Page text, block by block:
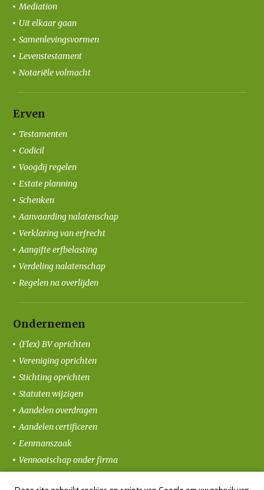
Mediation
Uit elkaar gaan
Samenlevingsvormen
Levenstestament
Notariële volmacht
Erven
Testamenten
Codicil
Voogdij regelen
Estate planning
Schenken
Aanvaarding nalatenschap
Verklaring van erfrecht
Aangifte erfbelasting
Verdeling nalatenschap
Regelen na overlijden
Ondernemen
(Flex) BV oprichten
Vereniging oprichten
Stichting oprichten
Statuten wijzigen
Aandelen overdragen
Aandelen certificeren
Eenmanszaak
Vennootschap onder firma